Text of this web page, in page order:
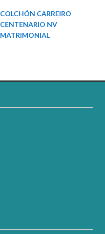
COLCHÓN CARREIRO
CENTENARIO NV
MATRIMONIAL